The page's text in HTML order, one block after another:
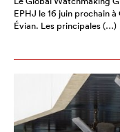
EPHJ le 16 juin prochain
Évian. Les principales (…)